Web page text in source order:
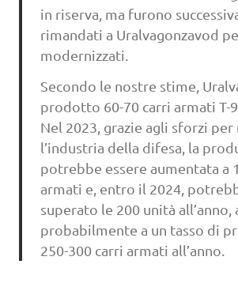
in riserva, ma furono
rimandati a Uralvagonzavod
modernizzati.
Secondo le nostre stime,
prodotto 60-70 carri armati T-
Nel 2023, grazie agli sforzi
l’industria della difesa, la
potrebbe essere aumentata a
armati e, entro il 2024,
superato le 200 unità all’anno,
probabilmente a un tasso di
250-300 carri armati all’anno.